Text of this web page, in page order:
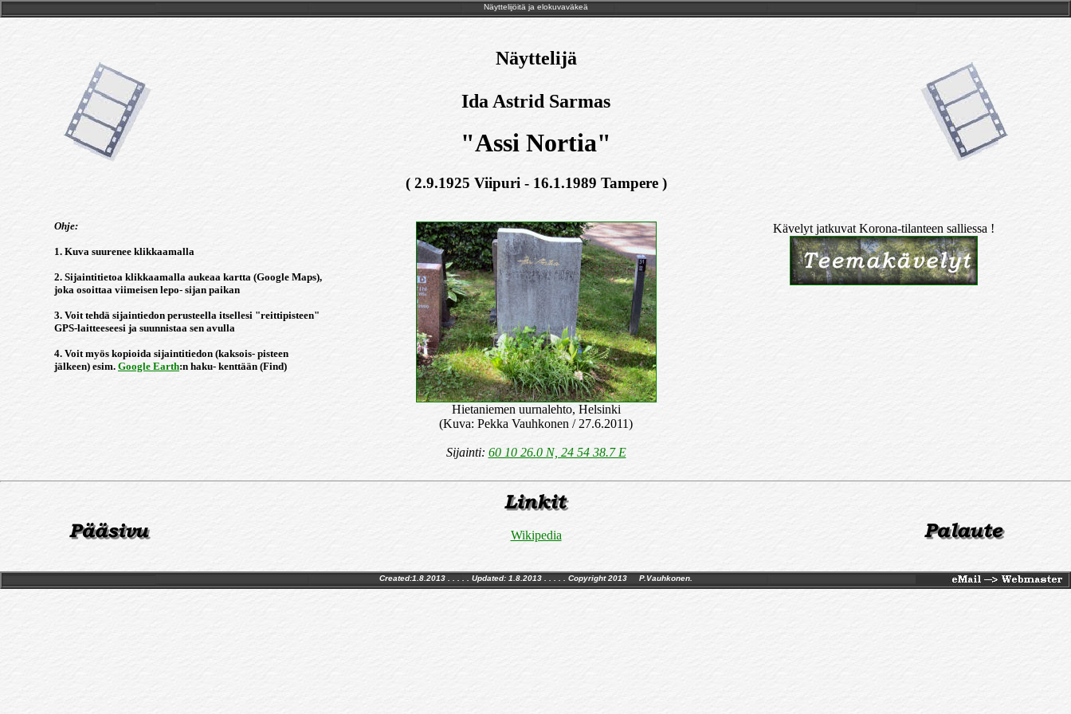
Näyttelijöitä ja elokuvaväkeä
Näyttelijä
Ida Astrid Sarmas
"Assi Nortia"
( 2.9.1925 Viipuri - 16.1.1989 Tampere )
Ohje:
1. Kuva suurenee klikkaamalla
2. Sijaintitietoa klikkaamalla aukeaa kartta (Google Maps),
joka osoittaa viimeisen lepo- sijan paikan
3. Voit tehdä sijaintiedon perusteella itsellesi "reittipisteen"
GPS-laitteeseesi ja suunnistaa sen avulla
4. Voit myös kopioida sijaintitiedon (kaksois- pisteen
jälkeen) esim. Google Earth:n haku- kenttään (Find)
Hietaniemen uurnalehto, Helsinki
(Kuva: Pekka Vauhkonen / 27.6.2011)
Sijainti: 60 10 26.0 N, 24 54 38.7 E
Kävelyt jatkuvat Korona-tilanteen salliessa !
Wikipedia
Created:1.8.2013 . . . . . Updated: 1.8.2013. . . . . Copyright 2013 P.Vauhkonen.